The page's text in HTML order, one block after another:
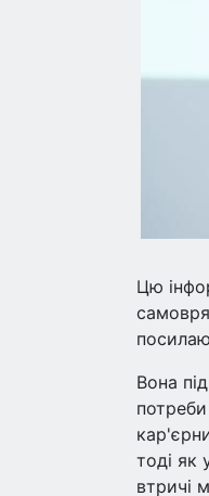
Цю
Вона
тоді як
втричі